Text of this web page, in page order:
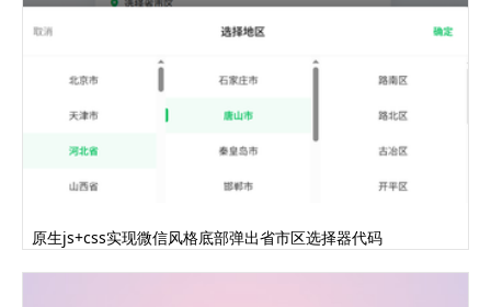
原生js+css实现微信风格底部弹出省市区选择器代码